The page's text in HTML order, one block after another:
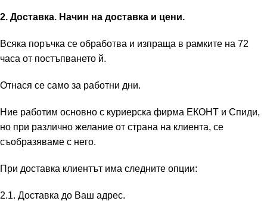
2. Доставка. Начин на доставка и цени.
Всяка поръчка се обработва и изпраща в рамките на 72
часа от постъпването й.
Отнася се само за работни дни.
Ние работим основно с куриерска фирма ЕКОНТ и Спиди,
но при различно желание от страна на клиента, се
съобразяваме с него.
При доставка клиентът има следните опции:
2.1. Доставка до Ваш адрес.